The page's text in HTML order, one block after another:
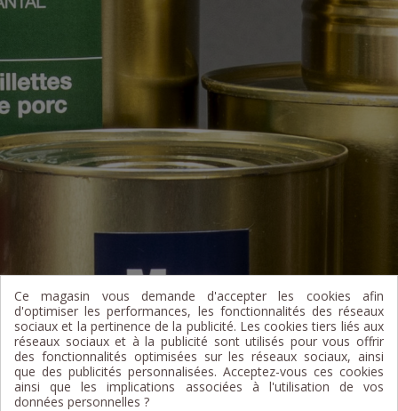
Ce magasin vous demande d'accepter les cookies afin
d'optimiser les performances, les fonctionnalités des réseaux
sociaux et la pertinence de la publicité. Les cookies tiers liés aux
réseaux sociaux et à la publicité sont utilisés pour vous offrir
des fonctionnalités optimisées sur les réseaux sociaux, ainsi
que des publicités personnalisées. Acceptez-vous ces cookies
ainsi que les implications associées à l'utilisation de vos
données personnelles ?